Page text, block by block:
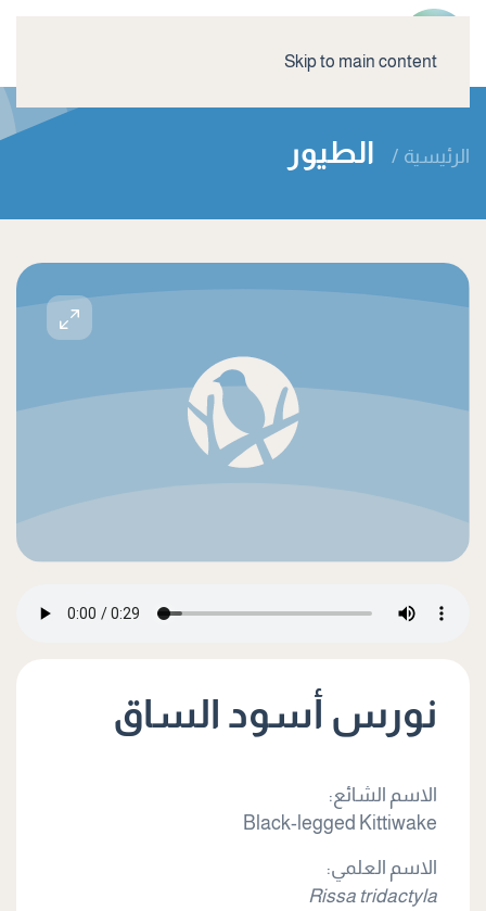
Skip to main content
الرئيسية الطيور
نورس أسود الساق
الاسم الشائع:
Black-legged Kittiwake
الاسم العلمي:
Rissa tridactyla